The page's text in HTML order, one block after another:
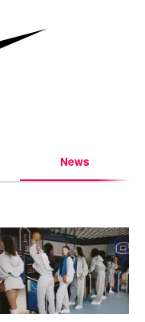
News